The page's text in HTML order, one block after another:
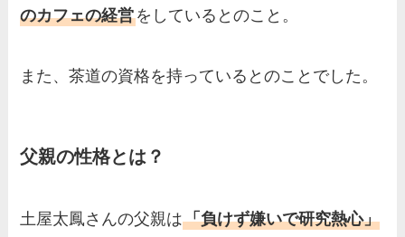
のカフェの経営をしているとのこと。
また、茶道の資格を持っているとのことでした。
父親の性格とは？
土屋太鳳さんの父親は「負けず嫌いで研究熱心」